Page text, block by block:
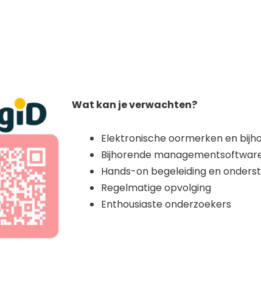
Wat kan je verwachten?
Elektronische oormerken en
Bijhorende
Hands-on begeleiding en
Regelmatige opvolging
Enthousiaste onderzoekers